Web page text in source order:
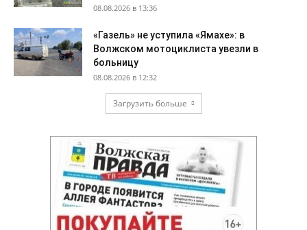
08.08.2026 в 13:36
«Газель» не уступила «Ямахе»: в
Волжском мотоциклиста увезли в
больницу
08.08.2026 в 12:32
Загрузить больше